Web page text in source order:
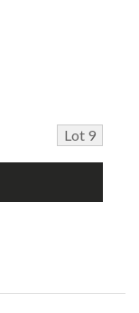
Lot 9